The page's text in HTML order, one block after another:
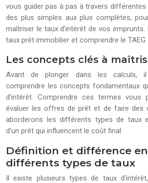
vous guider pas à pas à travers différentes
des plus simples aux plus complètes,
maîtriser le taux d’intérêt de vos
taux prêt immobilier et comprendre le TAEG
Les concepts clés à
Avant de plonger dans les calculs,
comprendre les concepts fondamentaux
d’intérêt. Comprendre ces termes vous
évaluer les offres de prêt et de faire des
aborderons les différents types de taux
d’un prêt qui influencent le coût final.
Définition et différence
différents types de taux
Il existe plusieurs types de taux